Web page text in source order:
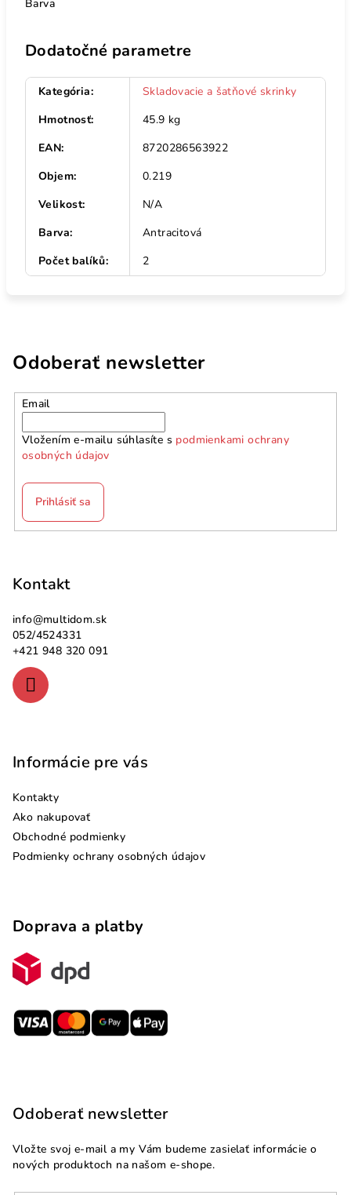
Barva
Dodatočné parametre
Kategória:
Skladovacie a šatňové skrinky
Hmotnosť:
45.9 kg
EAN:
8720286563922
Objem:
0.219
Velikost:
N/A
Barva:
Antracitová
Počet balíků: 2
Odoberať newsletter
Email
Vložením e-mailu súhlasíte s podmienkami ochrany
osobných údajov
Prihlásiť sa
Kontakt
info@multidom.sk
052/4524331
+421 948 320 091
Informácie pre vás
Kontakty
Ako nakupovať
Obchodné podmienky
Podmienky ochrany osobných údajov
Doprava a platby
Odoberať newsletter
Vložte svoj e-mail a my Vám budeme zasielať informácie o
nových produktoch na našom e-shope.